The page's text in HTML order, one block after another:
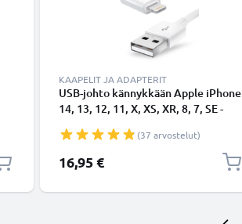
KAAPELIT JA ADAPTERIT
USB-johto kännykkään Apple iPhone
14, 13, 12, 11, X, XS, XR, 8, 7, SE -
Valkoinen datakaapeli(37 arvostelut)
16,95 €